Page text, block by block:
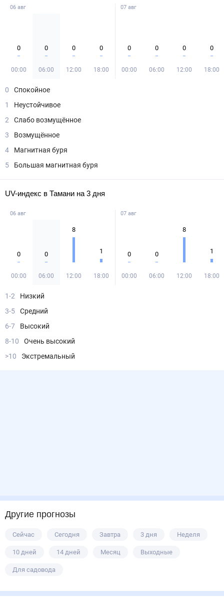
06 авг
0
00:00
0
06:00
0
12:00
0
18:00
07 авг
0
00:00
0
06:00
0
12:00
0
18:00
0
Спокойное
1
Неустойчивое
2
Слабо возмущённое
3
Возмущённое
4
Магнитная буря
5
Большая магнитная буря
UV-индекс в Тамани на 3 дня
06 авг
0
00:00
0
06:00
8
12:00
1
18:00
07 авг
0
00:00
0
06:00
8
12:00
1
18:00
1-2
Низкий
3-5
Средний
6-7
Высокий
8-10
Очень высокий
>10
Экстремальный
Другие прогнозы
Сейчас Сегодня Завтра 3 дня Неделя
10 дней 14 дней Месяц Выходные
Для садовода